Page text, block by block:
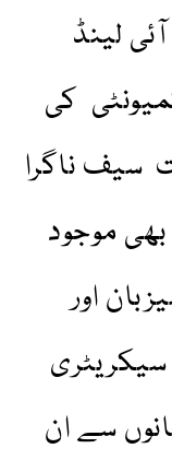
لینڈ
کی
سیف ناگرا
موجود
اور
سے ان